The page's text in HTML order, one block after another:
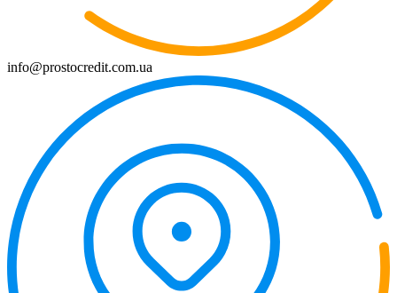
info@prostocredit.com.ua